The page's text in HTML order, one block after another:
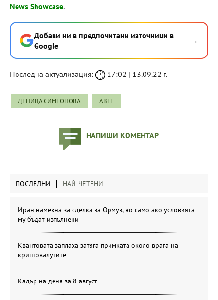
News Showcase.
Добави ни в предпочитани източници в
Google
→
Последна актуализация: 17:02 | 13.09.22 г.
ДЕНИЦА СИМЕОНОВА ABLE
НАПИШИ КОМЕНТАР
ПОСЛЕДНИ НАЙ-ЧЕТЕНИ
Иран намекна за сделка за Ормуз, но само ако условията
му бъдат изпълнени
Квантовата заплаха затяга примката около врата на
криптовалутите
Кадър на деня за 8 август